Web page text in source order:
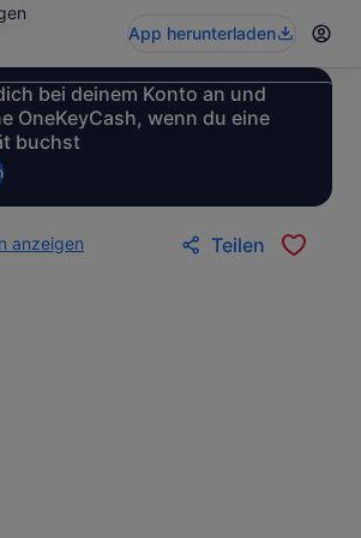
App herunterladen
bei deinem Konto an und
OneKeyCash, wenn du eine
buchst
anzeigen
Teilen